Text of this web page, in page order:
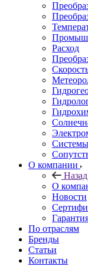
Расход
О компании
Назад
О
Новости
По отраслям
Бренды
Статьи
Контакты